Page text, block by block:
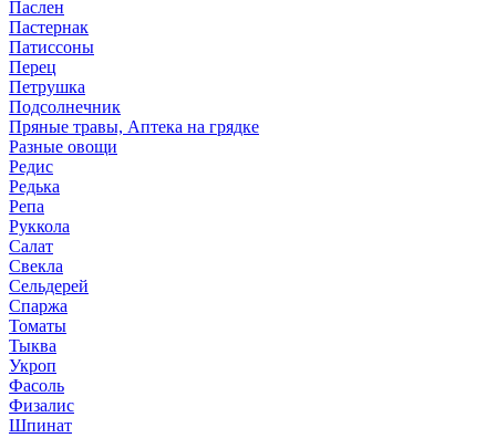
Паслен
Пастернак
Патиссоны
Перец
Петрушка
Подсолнечник
Пряные травы, Аптека на грядке
Разные овощи
Редис
Редька
Репа
Руккола
Салат
Свекла
Сельдерей
Спаржа
Томаты
Тыква
Укроп
Фасоль
Физалис
Шпинат